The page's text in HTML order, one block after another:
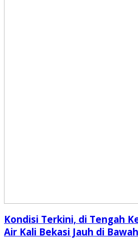
Kondisi Terkini, di Tengah
Air Kali Bekasi Jauh di